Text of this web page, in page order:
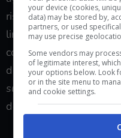
rispecchiare il titolo
linea con la varietà e la
compiti opzionali di
dal terzo; all’interno di
substorieshanno più il
dell’aggiunta gustosa.
your device (cookies,
data) may be stored by,
partners, or used
may use precise
Some vendors may
of legitimate interest,
your options below. Look
or in the site menu to
and cookie settings.